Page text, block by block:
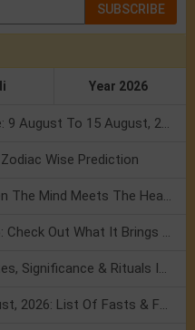
SUBSCRIBE
Year 2026
Wise Prediction